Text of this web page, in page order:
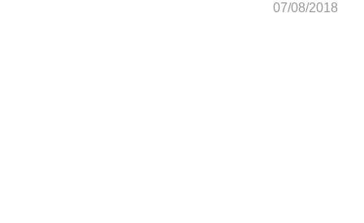
07/08/2018